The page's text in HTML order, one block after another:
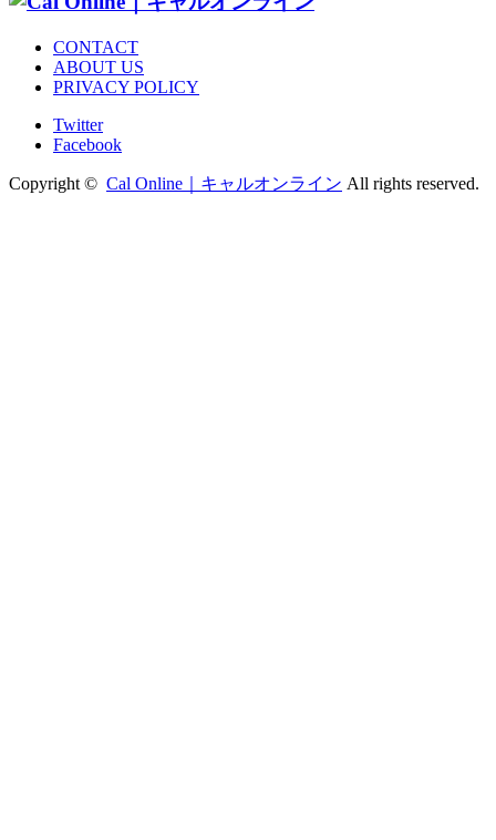
CONTACT
ABOUT US
PRIVACY POLICY
Twitter
Facebook
Copyright © Cal Online｜キャルオンライン All rights reserved.